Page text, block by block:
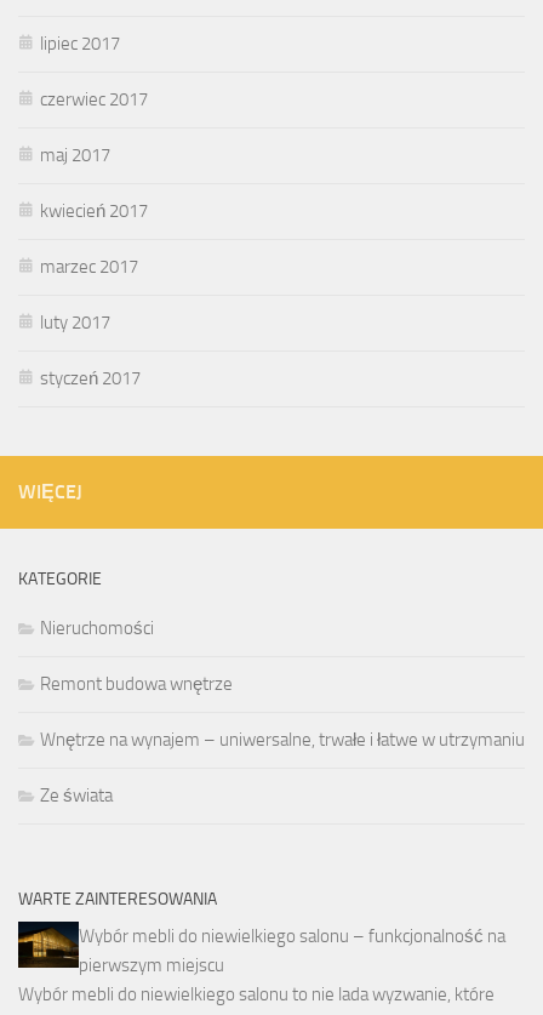
lipiec 2017
czerwiec 2017
maj 2017
kwiecień 2017
marzec 2017
luty 2017
styczeń 2017
WIĘCEJ
KATEGORIE
Nieruchomości
Remont budowa wnętrze
Wnętrze na wynajem – uniwersalne, trwałe i łatwe w utrzymaniu
Ze świata
WARTE ZAINTERESOWANIA
Wybór mebli do niewielkiego salonu – funkcjonalność na
pierwszym miejscu
Wybór mebli do niewielkiego salonu to nie lada wyzwanie, które